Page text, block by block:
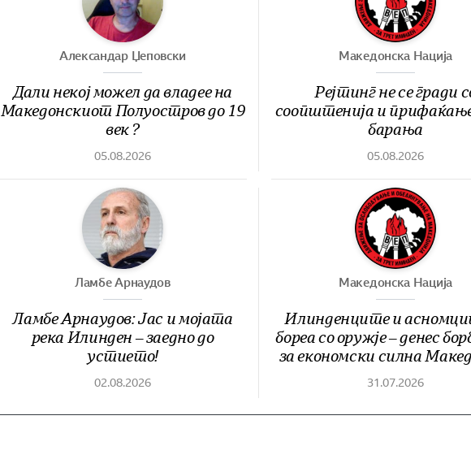
Александар Џеповски
Дали некој можел да владее на
Македонскиот Полуостров до 19
век ?
05.08.2026
Македонска Нација
Рејтинг не се гради
соопштенија и
барања
05.08.2026
Ламбе Арнаудов
Ламбе Арнаудов: Јас и мојата
река Илинден – заедно до
устието!
02.08.2026
Македонска Нација
Илинденците и
бореа со оружје – денес
за економски силна
31.07.2026